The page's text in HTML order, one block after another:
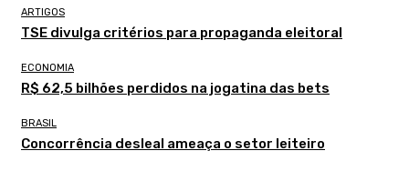
ARTIGOS
TSE divulga critérios para propaganda eleitoral
ECONOMIA
R$ 62,5 bilhões perdidos na jogatina das bets
BRASIL
Concorrência desleal ameaça o setor leiteiro